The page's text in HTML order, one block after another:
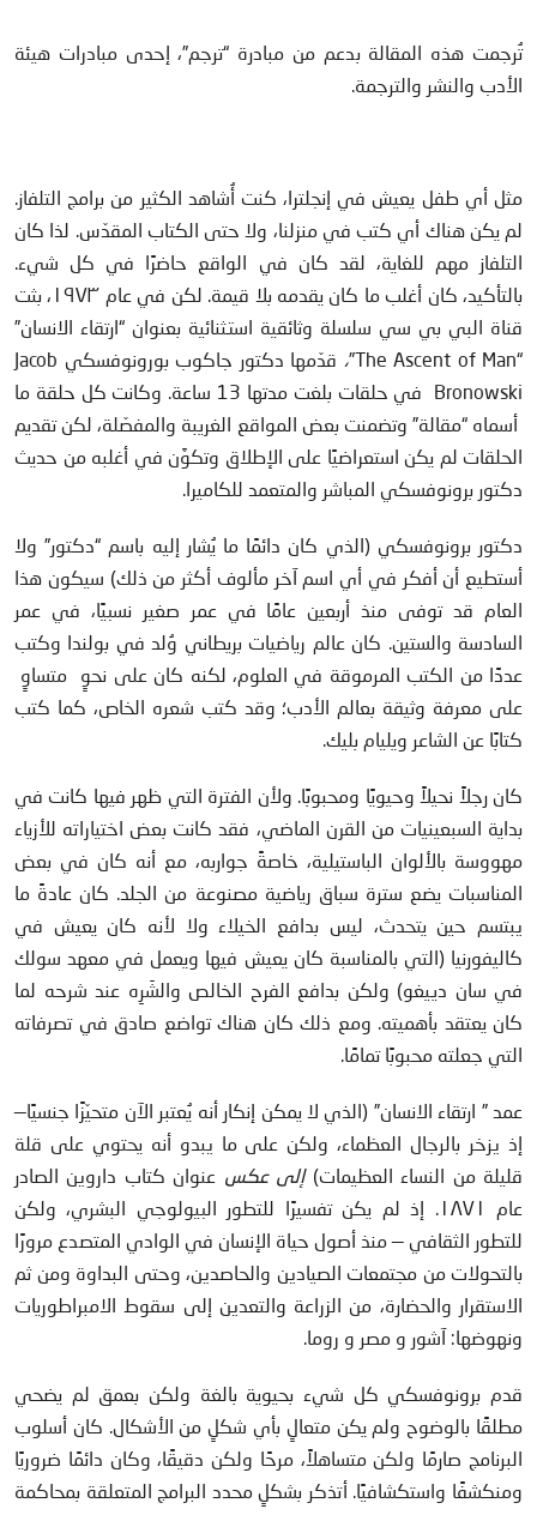
تُرجمت هذه المقالة بدعم من مبادرة “ترجم”، إحدى مبادرات هيئة
الأدب والنشر والترجمة.
مثل أي طفل يعيش في إنجلترا، كنت أُشاهد الكثير من برامج التلفاز.
لم يكن هناك أي كتب في منزلنا، ولا حتى الكتاب المقدّس. لذا كان
التلفاز مهم للغاية، لقد كان في الواقع حاضرًا في كل شيء.
بالتأكيد، كان أغلب ما كان يقدمه بلا قيمة. لكن في عام ١٩٧٣، بثت
قناة البي بي سي سلسلة وثائقية استثنائية بعنوان “ارتقاء الانسان”
“The Ascent of Man”
،
قدّمها دكتور جاكوب بورونوفسكي Jacob
Bronowski في حلقات بلغت مدتها 13 ساعة. وكانت كل حلقة ما
أسماه “مقالة” وتضمنت بعض المواقع الغريبة والمفصّلة، لكن تقديم
الحلقات لم يكن استعراضيًا على الإطلاق وتكوَّن في أغلبه من حديث
دكتور برونوفسكي المباشر والمتعمد للكاميرا.
دكتور برونوفسكي (الذي كان دائمًا ما يُشار إليه باسم “دكتور” ولا
أستطيع أن أفكر في أي اسم آخر مألوف أكثر من ذلك) سيكون هذا
العام قد توفى منذ أربعين عامًا في عمر صغير نسبيًا، في عمر
السادسة والستين. كان عالم رياضيات بريطاني وُلد في بولندا وكتب
عددًا من الكتب المرموقة في العلوم، لكنه كان على نحوٍ متساوٍ
على معرفة وثيقة بعالم الأدب؛ وقد كتب شعره الخاص، كما كتب
كتابًا عن الشاعر ويليام بليك.
كان رجلاً نحيلاً وحيويًا ومحبوبًا. ولأن الفترة التي ظهر فيها كانت في
بداية السبعينيات من القرن الماضي، فقد كانت بعض اختياراته للأزياء
مهووسة بالألوان الباستيلية، خاصةً جواربه، مع أنه كان في بعض
المناسبات يضع سترة سباق رياضية مصنوعة من الجلد. كان عادةً ما
يبتسم حين يتحدث، ليس بدافع الخيلاء ولا لأنه كان يعيش في
كاليفورنيا (التي بالمناسبة كان يعيش فيها ويعمل في معهد سولك
في سان دييغو) ولكن بدافع الفرح الخالص والشَرِه عند شرحه لما
كان يعتقد بأهميته. ومع ذلك كان هناك تواضع صادق في تصرفاته
التي جعلته محبوبًا تمامًا.
عمد ” ارتقاء الانسان” (الذي لا يمكن إنكار أنه يُعتبر الآن متحيّزًا جنسيًا—
إذ يزخر بالرجال العظماء، ولكن على ما يبدو أنه يحتوي على قلة
قليلة من النساء العظيمات) إلى عكس عنوان كتاب داروين الصادر
عام ١٨٧١. إذ لم يكن تفسيرًا للتطور البيولوجي البشري، ولكن
للتطور الثقافي — منذ أصول حياة الإنسان في الوادي المتصدع مرورًا
بالتحولات من مجتمعات الصيادين والحاصدين، وحتى البداوة ومن ثم
الاستقرار والحضارة، من الزراعة والتعدين إلى سقوط الامبراطوريات
ونهوضها: آشور و مصر و روما.
قدم برونوفسكي كل شيء بحيوية بالغة ولكن بعمق لم يضحي
مطلقًا بالوضوح ولم يكن متعالٍ بأي شكلٍ من الأشكال. كان أسلوب
البرنامج صارمًا ولكن متساهلاً، مرحًا ولكن دقيقًا، وكان دائمًا ضروريًا
ومنكشفًا واستكشافيًا. أتذكر بشكلٍ محدد البرامج المتعلقة بمحاكمة